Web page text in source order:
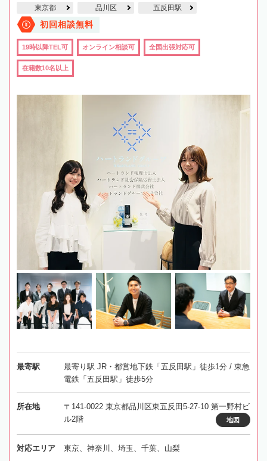
東京都 品川区 五反田駅
初回相談無料
19時以降TEL可 オンライン相談可 全国出張対応可
在籍数10名以上
最寄駅
最寄り駅 JR・都営地下鉄「五反田駅」徒歩1分 / 東急
電鉄「五反田駅」徒歩5分
所在地
〒141-0022 東京都品川区東五反田5-27-10 第一野村ビ
ル2階
地図
対応エリア 東京、神奈川、埼玉、千葉、山梨